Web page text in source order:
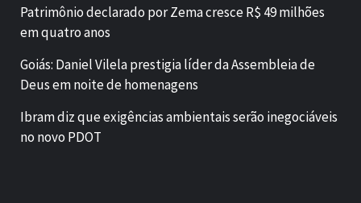
Patrimônio declarado por Zema cresce R$ 49 milhões
em quatro anos
Goiás: Daniel Vilela prestigia líder da Assembleia de
Deus em noite de homenagens
Ibram diz que exigências ambientais serão inegociáveis
no novo PDOT